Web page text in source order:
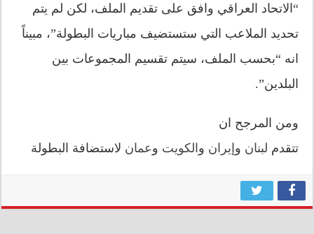
“الاتحاد العراقي وافق على تقديم الملف، لكن لم يتم
تحديد الملاعب التي ستستضيف مباريات البطولة”، مبيناً
انه “بحسب الملف، سيتم تقسيم المجموعات بين
البلدين”.
ومن المرجح ان
تتقدم لبنان وإيران والكويت وعمان لاستضافة البطولة